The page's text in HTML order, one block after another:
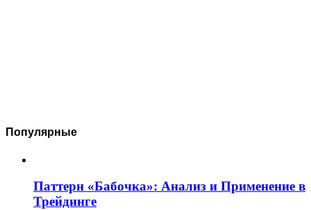
Популярные
Паттерн «Бабочка»: Анализ и Применение в
Трейдинге